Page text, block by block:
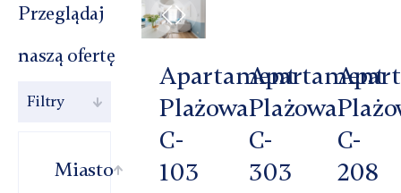
Przeglądaj
naszą ofertę
Filtry
Miasto
Apartament
Plażowa
C-
103
Apartament
Plażowa
C-
303
C-
208